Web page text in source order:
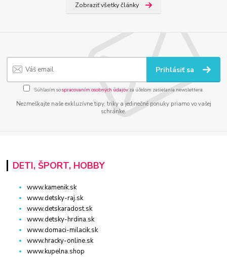
Zobraziť všetky články
Prihlásiť sa
Súhlasím sospracovaním osobných údajov za účelom zasielania newslettera.
Nezmeškajte naše exkluzívne tipy, triky a jedinečné ponuky priamo vo vašej
schránke.
DETI, ŠPORT, HOBBY
www.kamenik.sk
www.detsky-raj.sk
www.detskaradost.sk
www.detsky-hrdina.sk
www.domaci-milacik.sk
www.hracky-online.sk
www.kupelna.shop